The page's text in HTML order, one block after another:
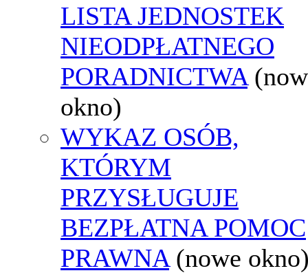
LISTA JEDNOSTEK
NIEODPŁATNEGO
PORADNICTWA
okno)
WYKAZ OSÓB,
KTÓRYM
PRZYSŁUGUJE
BEZPŁATNA POMOC
PRAWNA (nowe